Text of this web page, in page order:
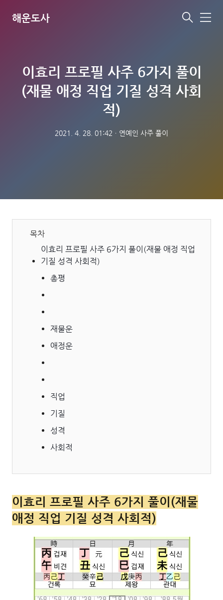
해운도사
메
이효리 프로필 사주 6가지 풀이
(재물 애정 직업 기질 성격 사회
적)
2021. 4. 28. 01:42 ㆍ 연예인 사주 풀이
목차
이효리 프로필 사주 6가지 풀이(재물 애정 직업
기질 성격 사회적)
총평
재물운
애정운
직업
기질
성격
사회적
이효리 프로필 사주 6가지 풀이(재물
애정 직업 기질 성격 사회적)